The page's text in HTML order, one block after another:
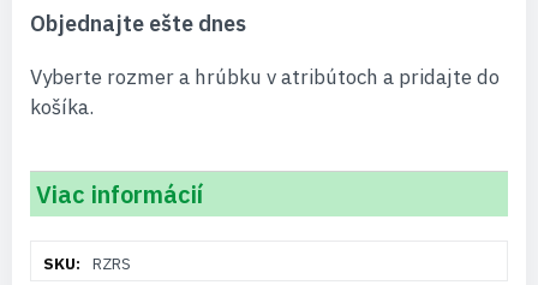
Objednajte ešte dnes
Vyberte rozmer a hrúbku v atribútoch a pridajte do
košíka.
Viac informácií
informáciíRZRS